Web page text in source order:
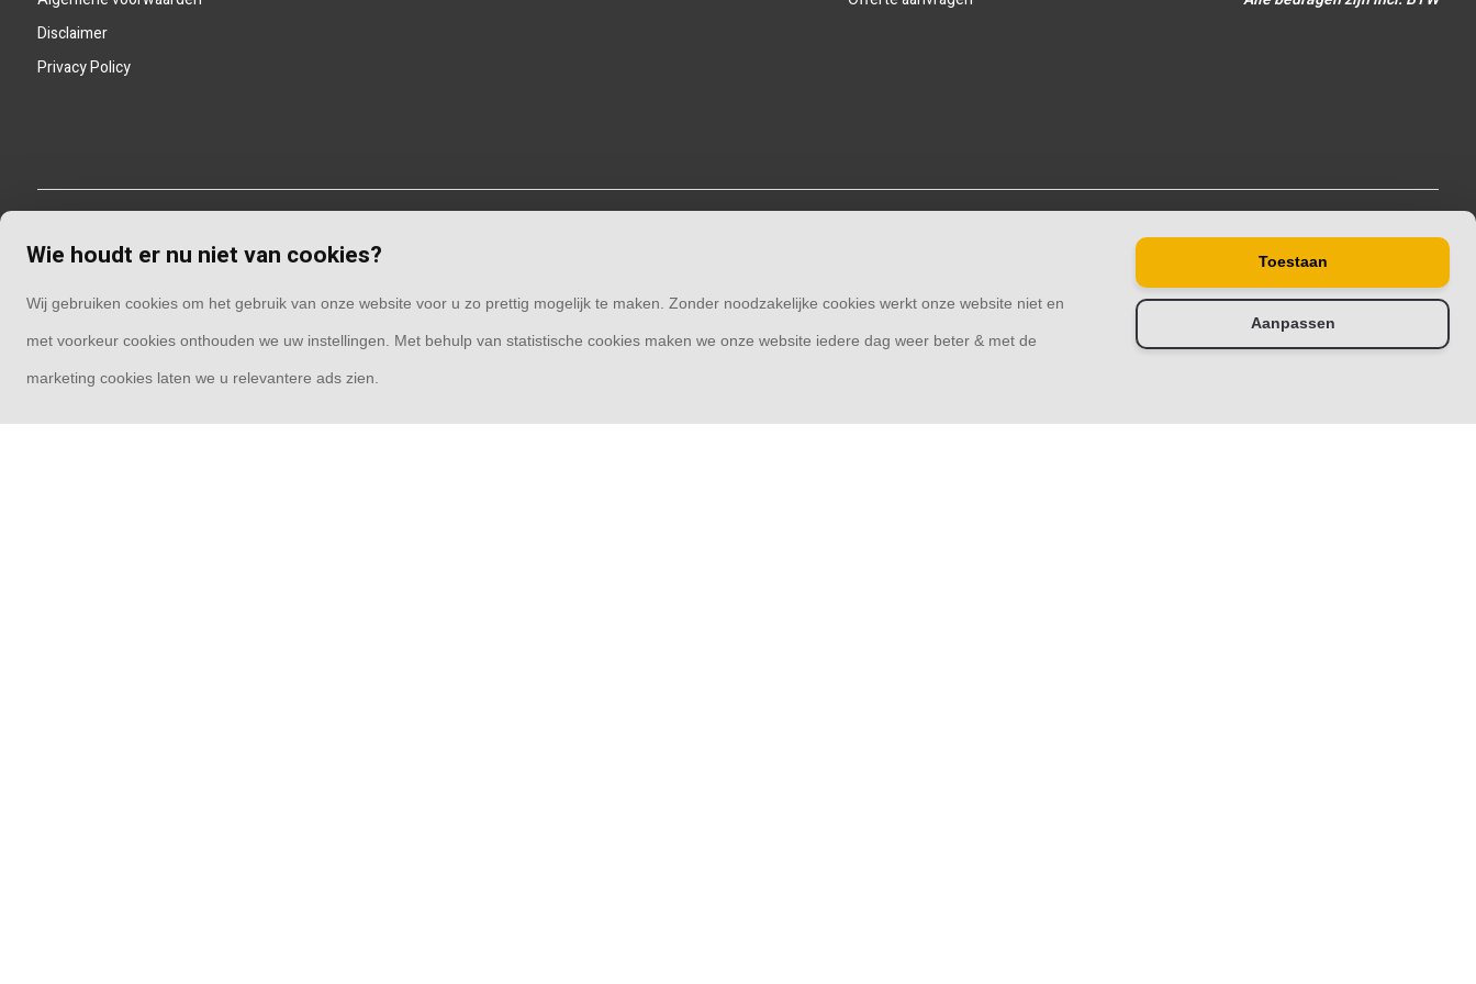
Disclaimer
Privacy Policy
Wie houdt er nu niet van cookies?
Wij gebruiken cookies om het gebruik van onze website voor u zo prettig mogelijk te maken. Zonder noodzakelijke cookies werkt onze website niet en
met voorkeur cookies onthouden we uw instellingen. Met behulp van statistische cookies maken we onze website iedere dag weer beter & met de
marketing cookies laten we u relevantere ads zien.
Toestaan
Aanpassen